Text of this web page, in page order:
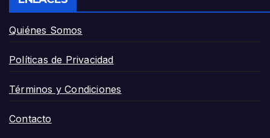
Quiénes Somos
Políticas de Privacidad
Términos y Condiciones
Contacto